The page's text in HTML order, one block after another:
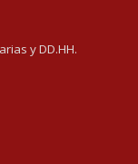
y DD.HH.